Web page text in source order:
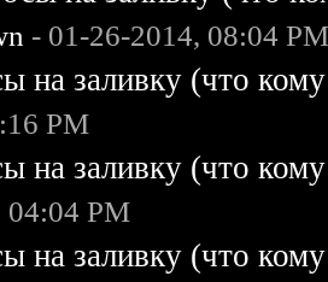
- 01-26-2014, 08:04
на заливку (что
PM
на заливку (что
04:04 PM
на заливку (что